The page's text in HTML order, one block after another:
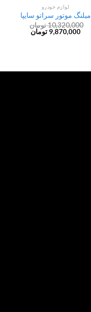
لوازم خودرو
میلنگ موتور سراتو سایپا
10,320,000تومان
Original
price
9,870,000 تومانCurrent